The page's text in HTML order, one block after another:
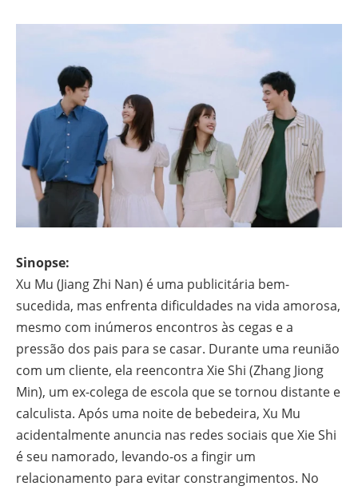
Sinopse:
Xu Mu (Jiang Zhi Nan) é uma publicitária bem-
sucedida, mas enfrenta dificuldades na vida amorosa,
mesmo com inúmeros encontros às cegas e a
pressão dos pais para se casar. Durante uma reunião
com um cliente, ela reencontra Xie Shi (Zhang Jiong
Min), um ex-colega de escola que se tornou distante e
calculista. Após uma noite de bebedeira, Xu Mu
acidentalmente anuncia nas redes sociais que Xie Shi
é seu namorado, levando-os a fingir um
relacionamento para evitar constrangimentos. No